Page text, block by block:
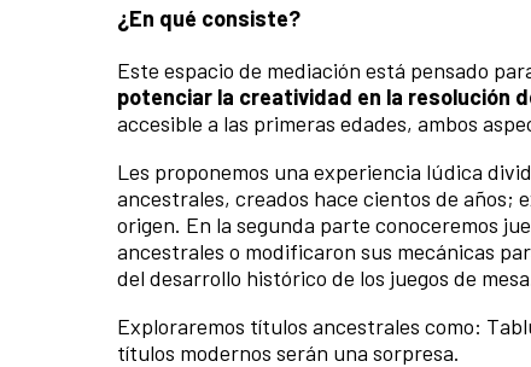
¿En qué consiste?
Este espacio de mediación está pensado
potenciar la creatividad en la resolución
accesible a las primeras edades, ambos
Les proponemos una experiencia lúdica
ancestrales, creados hace cientos de años;
origen. En la segunda parte conoceremos
ancestrales o modificaron sus mecánicas
del desarrollo histórico de los juegos de
Exploraremos títulos ancestrales como:
títulos modernos serán una sorpresa.